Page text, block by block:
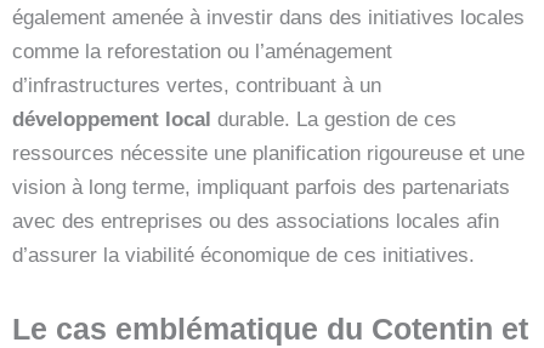
également amenée à investir dans des initiatives locales
comme la reforestation ou l’aménagement
d’infrastructures vertes, contribuant à un
développement local durable. La gestion de ces
ressources nécessite une planification rigoureuse et une
vision à long terme, impliquant parfois des partenariats
avec des entreprises ou des associations locales afin
d’assurer la viabilité économique de ces initiatives.
Le cas emblématique du Cotentin et